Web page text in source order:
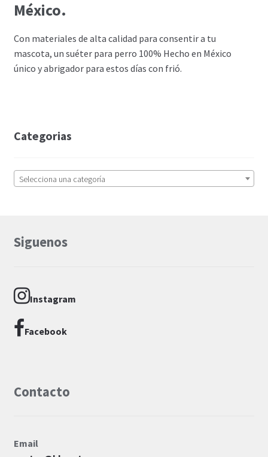
México.
Con materiales de alta calidad para consentir a tu
mascota, un suéter para perro 100% Hecho en México
único y abrigador para estos días con frió.
Categorias
Selecciona una categoría
Siguenos
Instagram
Facebook
Contacto
Email